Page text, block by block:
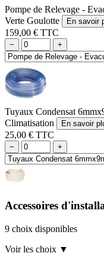
Pompe de Relevage -
Verte Goulotte
En savoir
159,00 € TTC
− +
Tuyaux Condensat
Climatisation
En savoir
25,00 € TTC
− +
Accessoires
9 choix disponibles
Voir les choix ▼